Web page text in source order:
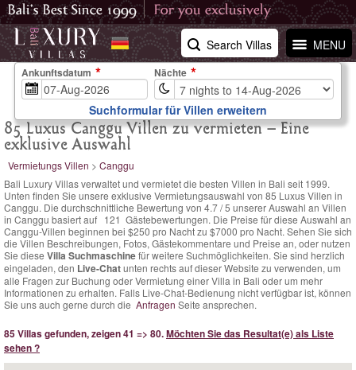
MENU
Search Villas
85 Luxus Canggu Villen zu vermieten – Eine
exklusive Auswahl
Vermietungs Villen > Canggu
Bali Luxury Villas verwaltet und vermietet die besten Villen in Bali seit 1999.
Unten finden Sie unsere exklusive Vermietungsauswahl von 85 Luxus Villen in
Canggu. Die durchschnittliche Bewertung von 4.7/5 unserer Auswahl an Villen
in Canggu basiert auf 121 Gästebewertungen. Die Preise für diese Auswahl an
Canggu-Villen beginnen bei $250 pro Nachtzu $7000 pro Nacht. Sehen Sie sich
die Villen Beschreibungen, Fotos, Gästekommentare und Preise an, oder nutzen
Sie diese Villa Suchmaschinefür weitere Suchmöglichkeiten. Sie sind herzlich
eingeladen, den Live-Chatunten rechts auf dieser Website zu verwenden, um
alle Fragen zur Buchung oder Vermietung einer Villa in Bali oder um mehr
Informationen zu erhalten. Falls Live-Chat-Bedienung nicht verfügbar ist, können
Sie uns auch gerne durch die Anfragen Seite ansprechen.
85 Villas gefunden, zeigen 41 => 80.Möchten Sie das Resultat(e) als Liste
sehen ?
Ankunftsdatum Nächte
Suchformular für Villen erweitern